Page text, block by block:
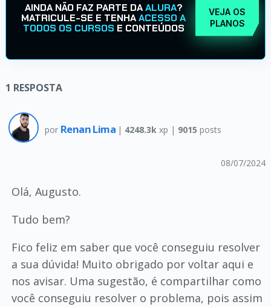
AINDA NÃO FAZ PARTE DAALURA?
MATRICULE-SE E TENHAACESSO A
TODOS OS CURSOS E CONTEÚDOS
VEJA OS
PLANOS
1 RESPOSTA
por Renan Lima | 4248.3k xp | 9015 posts
08/07/2024
Olá, Augusto.
Tudo bem?
Fico feliz em saber que você conseguiu resolver
a sua dúvida! Muito obrigado por voltar aqui e
nos avisar. Uma sugestão, é compartilhar como
você conseguiu resolver o problema, pois assim